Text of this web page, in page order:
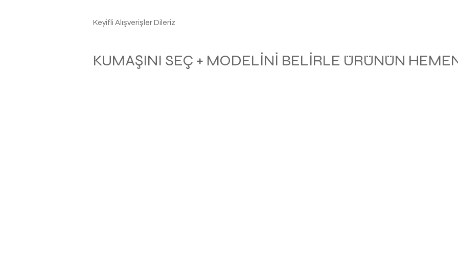
Keyifli Alışverişler Dileriz
KUMAŞINI SEÇ + MODELİNİ BELİRLE ÜRÜNÜN